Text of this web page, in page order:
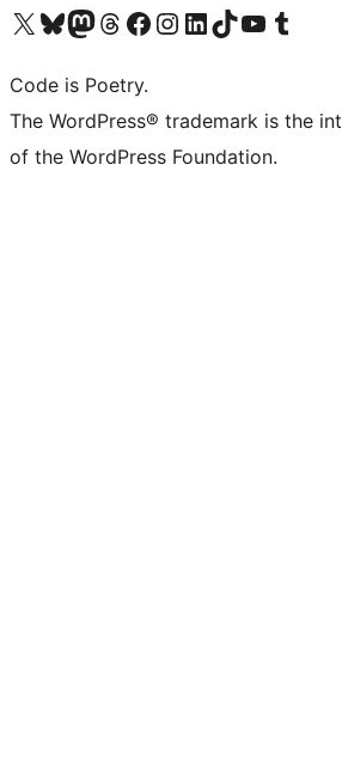
Navštivte náš účet na X (dříve Twitter)
Navštivte náš Bluesky účetNavštivte náš účet Mastodon
Navštivte náš Threads účetNavštivte naši stránku na Facebooku
Navštivte náš Instagram účetNavštivte náš LinkedIn účetNavštivte náš TikTok účetNavštivte náš YouTube kanálNavštivte náš Tumblr účet
Code is Poetry.
The WordPress® trademark is the
of the WordPress Foundation.